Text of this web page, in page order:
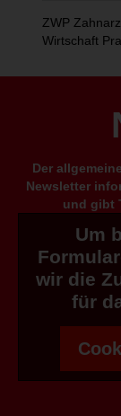
ZWP
Wirtschaft
Der
Newsletter
und gibt
Um
wir die
für